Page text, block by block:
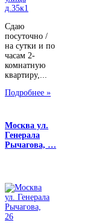
Сдаю
посуточно /
на сутки и по
часам 2-
комнатную
квартиру,...
Подробнее »
Москва ул.
Генерала
Рычагова, …